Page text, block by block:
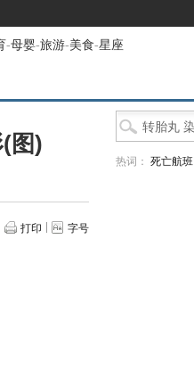
-母婴-旅游-美食-星座
图)
打印 字号
热词： 死亡航班